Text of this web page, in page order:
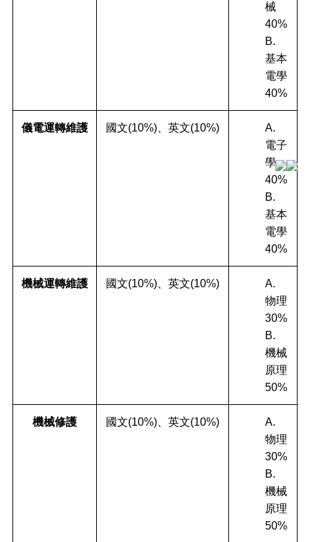
械
40%
B.
基本
電學
40%
儀電運轉維護 國文(10%)、英文(10%)
A.
電子
學
40%
B.
基本
電學
40%
機械運轉維護 國文(10%)、英文(10%)
A.
物理
30%
B.
機械
原理
50%
機械修護 國文(10%)、英文(10%)
A.
物理
30%
B.
機械
原理
50%